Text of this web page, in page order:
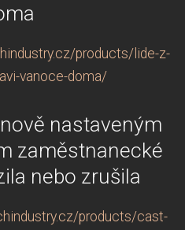
products/lide-z-
vanoce-doma/
nastaveným
zaměstnanecké
nebo zrušila
products/cast-